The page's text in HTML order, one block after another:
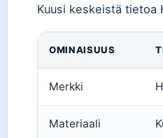
Kuusi keskeistä tietoa
OMINAISUUS
Merkki
Materiaali